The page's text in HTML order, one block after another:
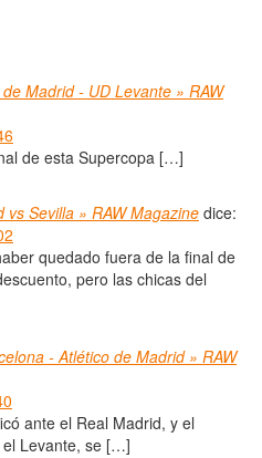
Madrid - UD Levante » RAW
de esta Supercopa […]
Sevilla » RAW Magazine dice:
quedado fuera de la final de
pero las chicas del
- Atlético de Madrid » RAW
ante el Real Madrid, y el
el Levante, se […]